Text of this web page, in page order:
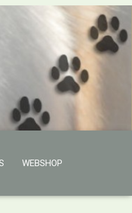
WEBSHOP